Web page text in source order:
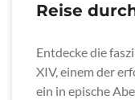
Reise
Entdecke die
XIV, einem der
ein in epische